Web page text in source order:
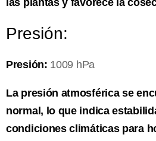
las plantas y favorece la
Presión:
Presión: 1009 hPa
La presión atmosférica se
normal, lo que indica
condiciones climáticas para